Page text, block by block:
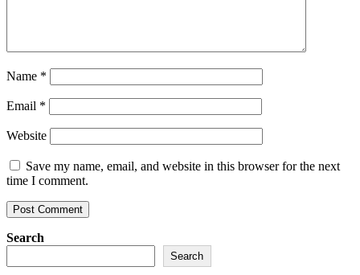
Name *
Email *
Website
Save my name, email, and website in this browser for the next
time I comment.
Search
Search